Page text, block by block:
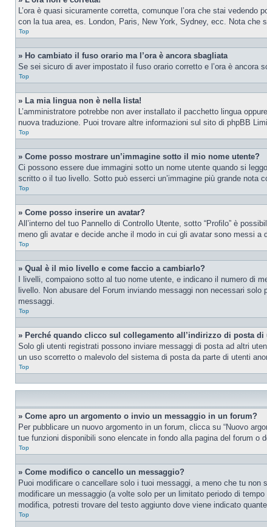
L’ora è quasi sicuramente corretta, comunque l’ora che stai
con la tua area, es. London, Paris, New York, Sydney, ecc. Nota
Top
» Ho cambiato il fuso orario ma l’ora è ancora sbagliata
Se sei sicuro di aver impostato il fuso orario corretto e l’ora è ancora
Top
» La mia lingua non è nella lista!
L’amministratore potrebbe non aver installato il pacchetto lingua
nuova traduzione. Puoi trovare altre informazioni sul sito di phpBB
Top
» Come posso mostrare un’immagine sotto il mio nome utente?
Ci possono essere due immagini sotto un nome utente quando si
scritto o il tuo livello. Sotto può esserci un’immagine più grande nota
Top
» Come posso inserire un avatar?
All’interno del tuo Pannello di Controllo Utente, sotto “Profilo” è
meno gli avatar e decide anche il modo in cui gli avatar sono messi a
Top
» Qual è il mio livello e come faccio a cambiarlo?
I livelli, compaiono sotto al tuo nome utente, e indicano il numero di
livello. Non abusare del Forum inviando messaggi non necessari
messaggi.
Top
» Perché quando clicco sul collegamento all’indirizzo di posta
Solo gli utenti registrati possono inviare messaggi di posta ad altri
un uso scorretto o malevolo del sistema di posta da parte di utenti
Top
» Come apro un argomento o invio un messaggio in un forum?
Per pubblicare un nuovo argomento in un forum, clicca su “Nuovo
tue funzioni disponibili sono elencate in fondo alla pagina del forum o
Top
» Come modifico o cancello un messaggio?
Puoi modificare o cancellare solo i tuoi messaggi, a meno che tu
modificare un messaggio (a volte solo per un limitato periodo di
modifica, potresti trovare del testo aggiunto dove viene indicato
Top